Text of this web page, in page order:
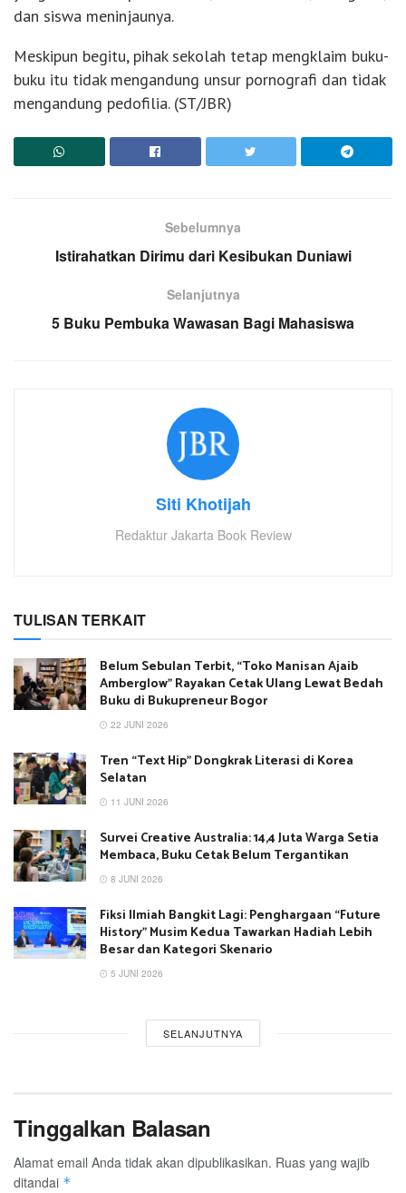
dan siswa meninjaunya.
Meskipun begitu, pihak sekolah tetap mengklaim buku-
buku itu tidak mengandung unsur pornografi dan tidak
mengandung pedofilia. (ST/JBR)
Sebelumnya
Istirahatkan Dirimu dari Kesibukan Duniawi
Selanjutnya
5 Buku Pembuka Wawasan Bagi Mahasiswa
Siti Khotijah
Redaktur Jakarta Book Review
TULISAN TERKAIT
Belum Sebulan Terbit, “Toko Manisan Ajaib
Amberglow” Rayakan Cetak Ulang Lewat Bedah
Buku di Bukupreneur Bogor
22 JUNI 2026
Tren “Text Hip” Dongkrak Literasi di Korea
Selatan
11 JUNI 2026
Survei Creative Australia: 14,4 Juta Warga Setia
Membaca, Buku Cetak Belum Tergantikan
8 JUNI 2026
Fiksi Ilmiah Bangkit Lagi: Penghargaan “Future
History” Musim Kedua Tawarkan Hadiah Lebih
Besar dan Kategori Skenario
5 JUNI 2026
SELANJUTNYA
Tinggalkan Balasan
Alamat email Anda tidak akan dipublikasikan. Ruas yang wajib
ditandai *